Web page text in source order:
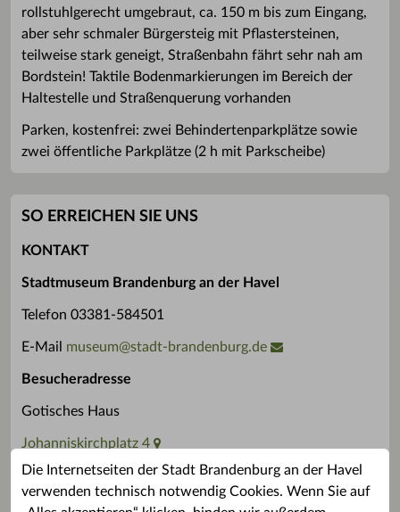
Die Internetseiten der Stadt Brandenburg an der Havel
verwenden technisch notwendig Cookies. Wenn Sie auf
rollstuhlgerecht umgebraut, ca. 150 m bis zum Eingang,
aber sehr schmaler Bürgersteig mit Pflastersteinen,
teilweise stark geneigt, Straßenbahn fährt sehr nah am
Bordstein! Taktile Bodenmarkierungen im Bereich der
Haltestelle und Straßenquerung vorhanden
Parken, kostenfrei: zwei Behindertenparkplätze sowie
zwei öffentliche Parkplätze (2 h mit Parkscheibe)
SO ERREICHEN SIE UNS
KONTAKT
Stadtmuseum Brandenburg an der Havel
Telefon 03381-584501
E-Mail museum@stadt-brandenburg.de
Besucheradresse
Gotisches Haus
Johanniskirchplatz 4
14770 Brandenburg an der Havel
Für konkrete Fragen finden Sie hier Ihre